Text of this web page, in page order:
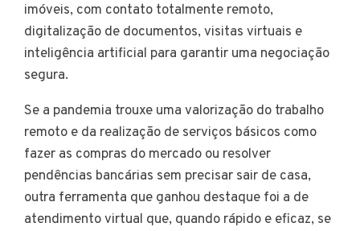
imóveis, com contato totalmente remoto,
digitalização de documentos, visitas virtuais e
inteligência artificial para garantir uma negociação
segura.
Se a pandemia trouxe uma valorização do trabalho
remoto e da realização de serviços básicos como
fazer as compras do mercado ou resolver
pendências bancárias sem precisar sair de casa,
outra ferramenta que ganhou destaque foi a de
atendimento virtual que, quando rápido e eficaz, se